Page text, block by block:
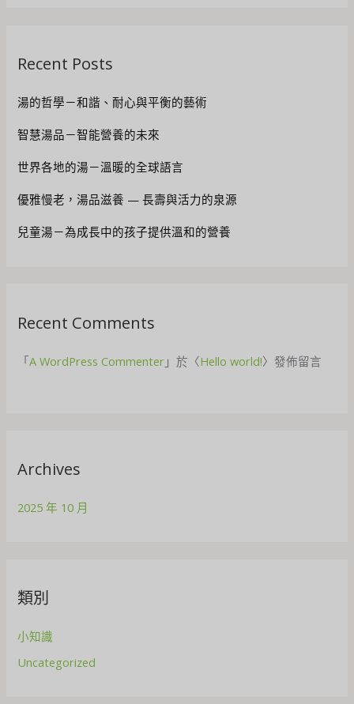
Recent Posts
湯的哲學－和諧、耐心與平衡的藝術
智慧湯品－智能營養的未來
世界各地的湯－溫暖的全球語言
優雅慢老，湯品滋養 — 長壽與活力的泉源
兒童湯－為成長中的孩子提供溫和的營養
Recent Comments
「A WordPress Commenter 」於〈Hello world!〉發佈留言
Archives
2025 年 10 月
類別
小知識
Uncategorized